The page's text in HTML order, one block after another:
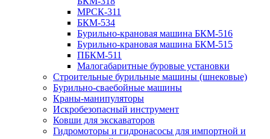
МРСК-311
БКМ-534
Бурильно-крановая машина БКМ-516
Бурильно-крановая машина БКМ-515
ПБКМ-511
Малогабаритные буровые установки
Строительные бурильные машины (шнековые)
Бурильно-сваебойные машины
Краны-манипуляторы
Искробезопасный инструмент
Ковши для экскаваторов
Гидромоторы и гидронасосы для импортной и